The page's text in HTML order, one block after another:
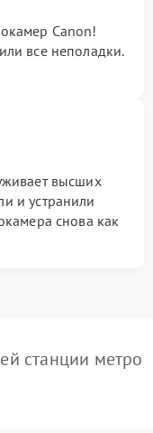
Canon!
все неполадки.
высших
и устранили
снова как
станции метро